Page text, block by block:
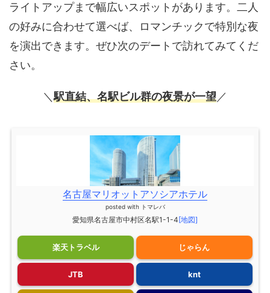
ライトアップまで幅広いスポットがあります。二人
の好みに合わせて選べば、ロマンチックで特別な夜
を演出できます。ぜひ次のデートで訪れてみてくだ
さい。
＼駅直結、名駅ビル群の夜景が一望／
名古屋マリオットアソシアホテル
posted with トマレバ
愛知県名古屋市中村区名駅1-1-4[地図]
楽天トラベル じゃらん
JTB knt